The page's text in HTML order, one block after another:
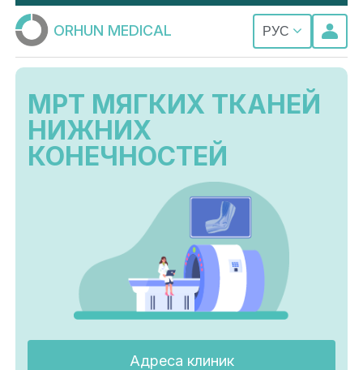
ORHUN MEDICAL РУС
МРТ МЯГКИХ ТКАНЕЙ
НИЖНИХ
КОНЕЧНОСТЕЙ
Адреса клиник